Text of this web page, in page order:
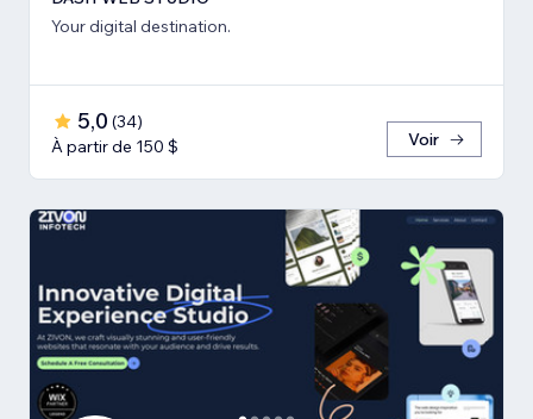
Your digital destination.
5,0 (34)
À partir de 150 $
Voir